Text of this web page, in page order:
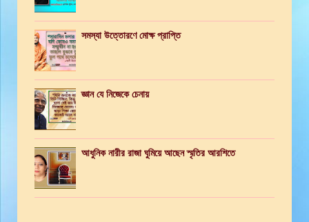
সমস্যা উত্তোরণে মোক্ষ প্রাপ্তি
জ্ঞান যে নিজেকে চেনায়
আধুনিক নারীর রাজা ঘুমিয়ে আছেন স্মৃতির আরশিতে